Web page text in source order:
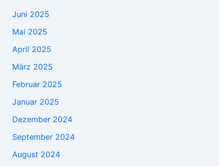
Juni 2025
Mai 2025
April 2025
März 2025
Februar 2025
Januar 2025
Dezember 2024
September 2024
August 2024